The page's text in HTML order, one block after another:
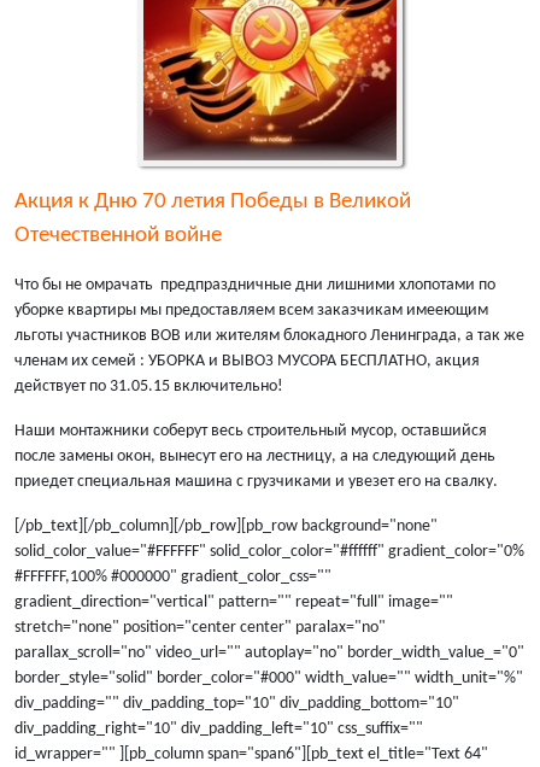
Акция к Дню 70 летия Победы в Великой
Отечественной войне
Что бы не омрачать предпраздничные дни лишними хлопотами по
уборке квартиры мы предоставляем всем заказчикам имееющим
льготы участников ВОВ или жителям блокадного Ленинграда, а так же
членам их семей : УБОРКА и ВЫВОЗ МУСОРА БЕСПЛАТНО, акция
действует по 31.05.15 включительно!
Наши монтажники соберут весь строительный мусор, оставшийся
после замены окон, вынесут его на лестницу, а на следующий день
приедет специальная машина с грузчиками и увезет его на свалку.
[/pb_text][/pb_column][/pb_row][pb_row background="none"
solid_color_value="#FFFFFF" solid_color_color="#ffffff" gradient_color="0%
#FFFFFF,100% #000000" gradient_color_css=""
gradient_direction="vertical" pattern="" repeat="full" image=""
stretch="none" position="center center" paralax="no"
parallax_scroll="no" video_url="" autoplay="no" border_width_value_="0"
border_style="solid" border_color="#000" width_value="" width_unit="%"
div_padding="" div_padding_top="10" div_padding_bottom="10"
div_padding_right="10" div_padding_left="10" css_suffix=""
id_wrapper="" ][pb_column span="span6"][pb_text el_title="Text 64"